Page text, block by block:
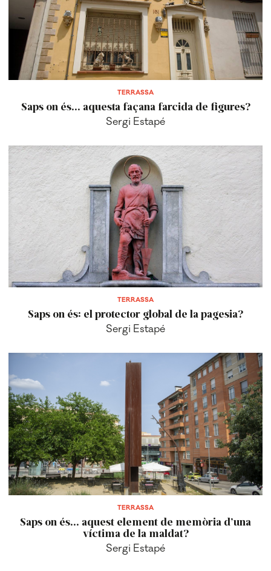
TERRASSA
Saps on és... aquesta façana farcida de figures?
Sergi Estapé
TERRASSA
Saps on és: el protector global de la pagesia?
Sergi Estapé
TERRASSA
Saps on és... aquest element de memòria d’una
víctima de la maldat?
Sergi Estapé